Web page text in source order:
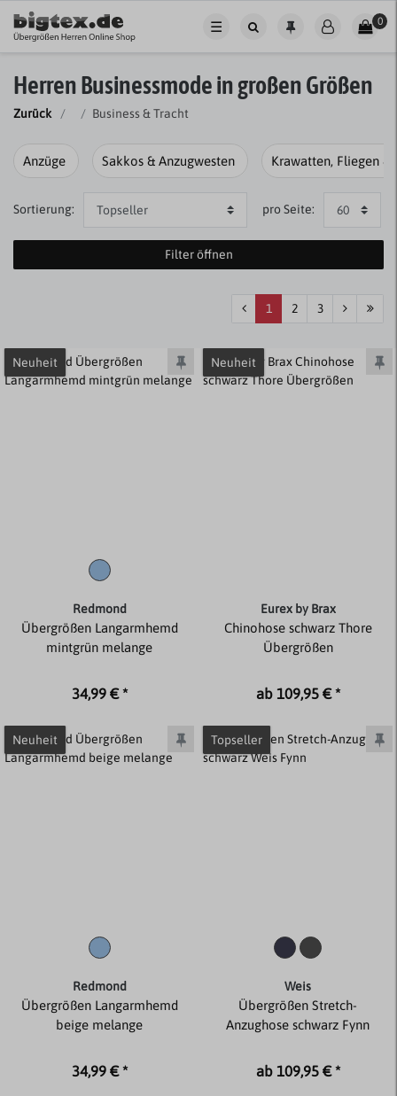
☰ 0
Herren Businessmode in großen Größen
Zurück Business & Tracht
Anzüge Sakkos & Anzugwesten Krawatten, Fliegen
Sortierung: pro Seite:
Filter öffnen
1 2 3
Neuheit
Redmond
Übergrößen Langarmhemd
mintgrün melange
34,99 € *
Neuheit
Eurex by Brax
Chinohose schwarz Thore
Übergrößen
ab 109,95 € *
Neuheit
Redmond
Übergrößen Langarmhemd
beige melange
34,99 € *
Topseller
Weis
Übergrößen Stretch-
Anzughose schwarz Fynn
ab 109,95 € *